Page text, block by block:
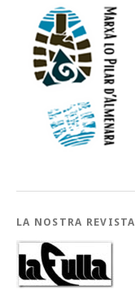
LA NOSTRA REVISTA